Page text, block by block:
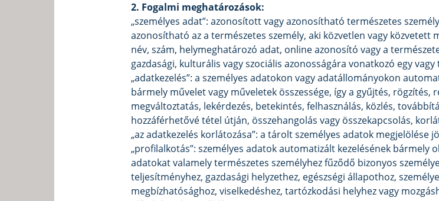
2. Fogalmi meghatározások:
„személyes adat”: azonosított vagy azonosítható természetes
azonosítható az a természetes személy, aki közvetlen vagy
név, szám, helymeghatározó adat, online azonosító vagy a
gazdasági, kulturális vagy szociális azonosságára vonatkozó egy
„adatkezelés”: a személyes adatokon vagy adatállományokon
bármely művelet vagy műveletek összessége, így a gyűjtés, rögzítés,
megváltoztatás, lekérdezés, betekintés, felhasználás, közlés,
hozzáférhetővé tétel útján, összehangolás vagy összekapcsolás,
„az adatkezelés korlátozása”: a tárolt személyes adatok megjelölése
„profilalkotás”: személyes adatok automatizált kezelésének bármely
adatokat valamely természetes személyhez fűződő bizonyos
teljesítményhez, gazdasági helyzethez, egészségi állapothoz,
megbízhatósághoz, viselkedéshez, tartózkodási helyhez vagy